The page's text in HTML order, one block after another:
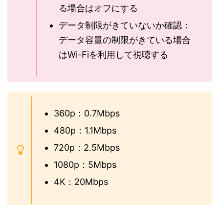
る場合はオフにする
データ制限がきていないか確認：
データ容量の制限がきている場合
はWi-Fiを利用して視聴する
360p：0.7Mbps
480p：1.1Mbps
720p：2.5Mbps
1080p：5Mbps
4K：20Mbps